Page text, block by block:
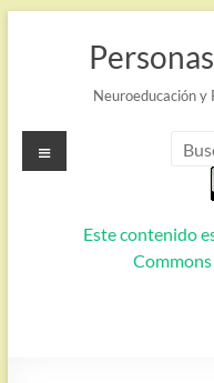
Neuroeducación y
Este contenido
Menú